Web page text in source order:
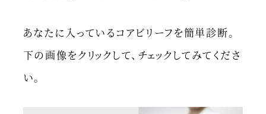
あなたに入っているコアビリーフを簡単診断。
下の画像をクリックして、チェックしてみてくださ
い。